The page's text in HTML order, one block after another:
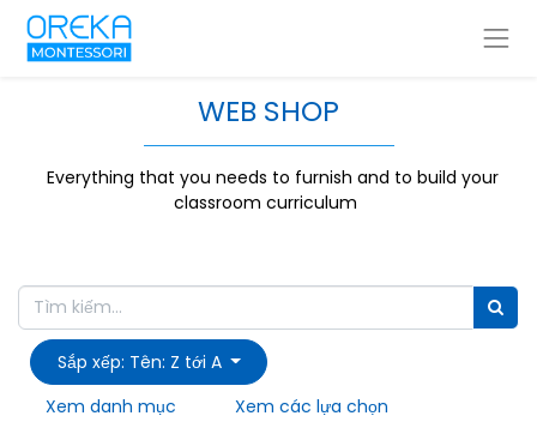
WEB SHOP
Everything that you needs to furnish and to build your
classroom curriculum
Sắp xếp: Tên: Z tới A
Xem danh mục
Xem các lựa chọn